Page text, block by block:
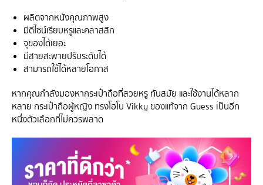
ผลิตจากหนังคุณภาพสูง
มีดีไซน์เรียบหรูและคลาสสิก
จุของได้เยอะ
มีสายสะพายปรับระดับได้
สามารถใช้ได้หลายโอกาส
หากคุณกำลังมองหากระเป๋าถือที่สวยหรู ทันสมัย และใช้งานได้หลาก
หลาย กระเป๋าถือผู้หญิง ทรงโฮโบ Vikky ของแท้จาก Guess เป็นอีก
หนึ่งตัวเลือกที่ไม่ควรพลาด